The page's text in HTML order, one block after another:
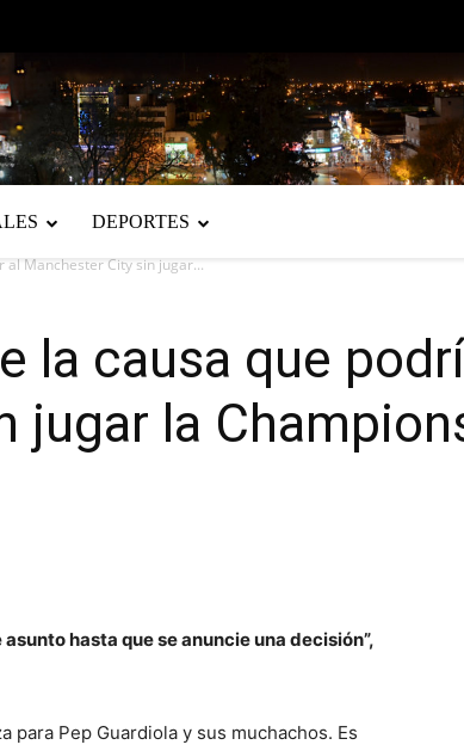
DEPORTES
Manchester City sin jugar...
la causa que
jugar la
hasta que se anuncie una decisión”,
para Pep Guardiola y sus muchachos. Es